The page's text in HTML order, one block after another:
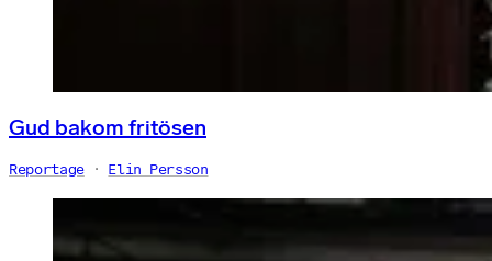
Gud bakom fritösen
Reportage Elin Persson